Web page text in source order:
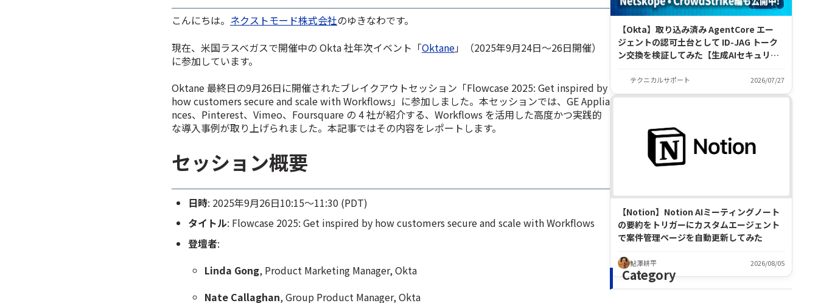
こんにちは。 ネクストモード株式会社のゆきなわです。
現在、米国ラスベガスで開催中の Okta 社年次イベント「Oktane」（2025年9月24日〜26日開催）
に参加しています。
Oktane 最終日の9月26日に開催されたブレイクアウトセッション「Flowcase 2025: Get inspired by
how customers secure and scale with Workflows」に参加しました。本セッションでは、GE Applia
nces、Pinterest、Vimeo、Foursquare の 4 社が紹介する、Workflows を活用した高度かつ実践的
な導入事例が取り上げられました。本記事ではその内容をレポートします。
セッション概要
日時: 2025年9月26日10:15〜11:30 (PDT)
タイトル: Flowcase 2025: Get inspired by how customers secure and scale with Workflows
登壇者:
Linda Gong, Product Marketing Manager, Okta
Nate Callaghan, Group Product Manager, Okta
【Okta】取り込み済み AgentCore エー
ジェントの認可土台として ID-JAG トーク
ン交換を検証してみた【生成AIセキュリ
テクニカルサポート 2026/07/27
【Notion】Notion AIミーティングノート
の要約をトリガーにカスタムエージェント
で案件管理ページを自動更新してみた
鮎澤耕平 2026/08/05
Category